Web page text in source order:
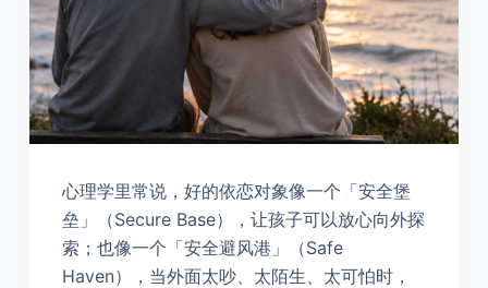
心理学里常说，好的依恋对象像一个「安全堡
垒」（Secure Base），让孩子可以放心向外探
索；也像一个「安全避风港」（Safe
Haven），当外面太吵、太陌生、太可怕时，